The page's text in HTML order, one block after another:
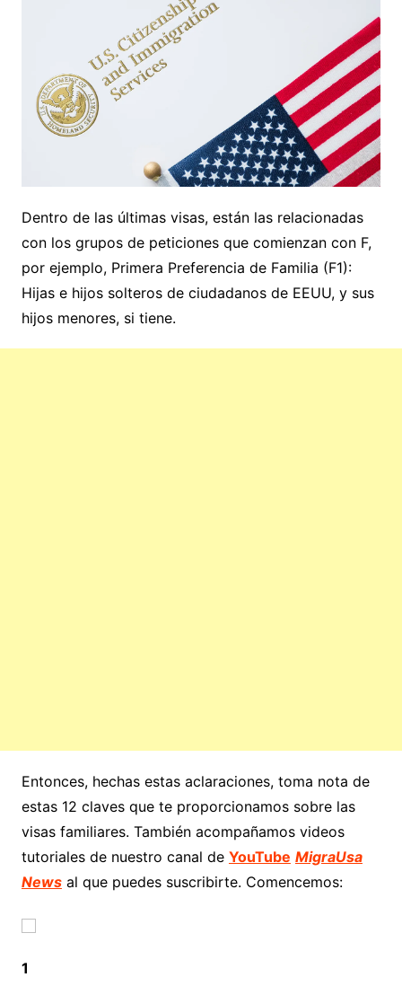
Dentro de las últimas visas, están las relacionadas
con los grupos de peticiones que comienzan con F,
por ejemplo, Primera Preferencia de Familia (F1):
Hijas e hijos solteros de ciudadanos de EEUU, y sus
hijos menores, si tiene.
Entonces, hechas estas aclaraciones, toma nota de
estas 12 claves que te proporcionamos sobre las
visas familiares. También acompañamos videos
tutoriales de nuestro canal de YouTube MigraUsa
Newsal que puedes suscribirte. Comencemos:
1